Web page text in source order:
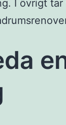
I övrigt